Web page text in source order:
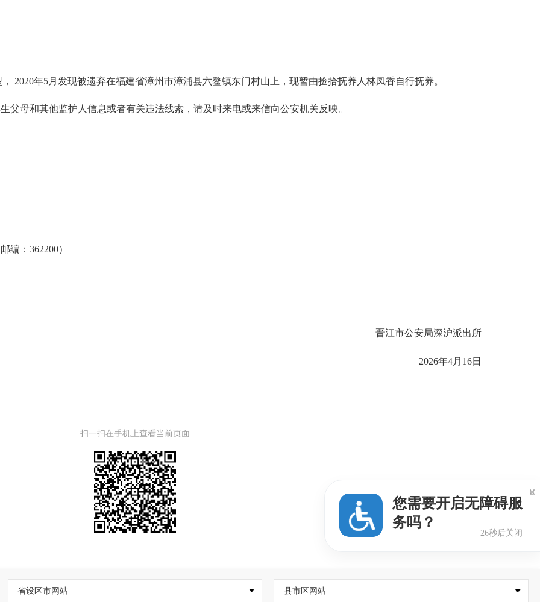
年5月发现被遗弃在福建省漳州市漳浦县六鳌镇东门村山上，现暂由捡拾抚养人林凤香自行抚养。
母和其他监护人信息或者有关违法线索，请及时来电或来信向公安机关反映。
：362200）
晋江市公安局深沪派出所
2026年4月16日
扫一扫在手机上查看当前页面
省设区市网站 县市区网站
您需要开启无障碍服
务吗？
25秒后关闭
